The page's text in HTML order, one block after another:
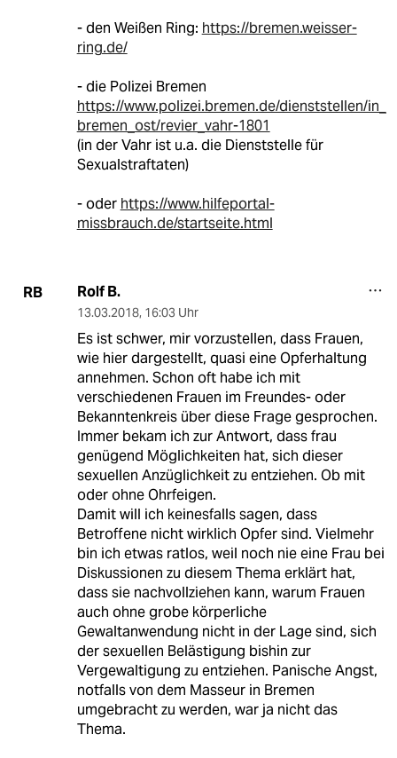
- den Weißen Ring: https://bremen.weisser-
ring.de/
- die Polizei Bremen
https://www.polizei.bremen.de/dienststellen/in_
bremen_ost/revier_vahr-1801
(in der Vahr ist u.a. die Dienststelle für
Sexualstraftaten)
- oder https://www.hilfeportal-
missbrauch.de/startseite.html
RB Rolf B.
13.03.2018, 16:03 Uhr
Es ist schwer, mir vorzustellen, dass Frauen,
wie hier dargestellt, quasi eine Opferhaltung
annehmen. Schon oft habe ich mit
verschiedenen Frauen im Freundes- oder
Bekanntenkreis über diese Frage gesprochen.
Immer bekam ich zur Antwort, dass frau
genügend Möglichkeiten hat, sich dieser
sexuellen Anzüglichkeit zu entziehen. Ob mit
oder ohne Ohrfeigen.
Damit will ich keinesfalls sagen, dass
Betroffene nicht wirklich Opfer sind. Vielmehr
bin ich etwas ratlos, weil noch nie eine Frau bei
Diskussionen zu diesem Thema erklärt hat,
dass sie nachvollziehen kann, warum Frauen
auch ohne grobe körperliche
Gewaltanwendung nicht in der Lage sind, sich
der sexuellen Belästigung bishin zur
Vergewaltigung zu entziehen. Panische Angst,
notfalls von dem Masseur in Bremen
umgebracht zu werden, war ja nicht das
Thema.